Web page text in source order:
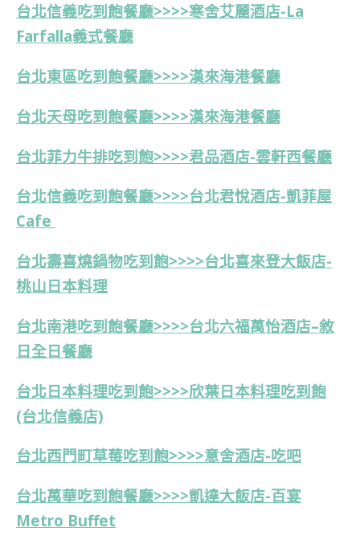
台北信義吃到飽餐廳>>>>寒舍艾麗酒店-La
Farfalla義式餐廳
台北東區吃到飽餐廳>>>>漢來海港餐廳
台北天母吃到飽餐廳>>>>漢來海港餐廳
台北菲力牛排吃到飽>>>>君品酒店-雲軒西餐廳
台北信義吃到飽餐廳>>>>台北君悅酒店-凱菲屋
Cafe
台北壽喜燒鍋物吃到飽>>>>台北喜來登大飯店-
桃山日本料理
台北南港吃到飽餐廳>>>>台北六福萬怡酒店–敘
日全日餐廳
台北日本料理吃到飽>>>>欣葉日本料理吃到飽
(台北信義店)
台北西門町草莓吃到飽>>>>意舍酒店-吃吧
台北萬華吃到飽餐廳>>>>凱達大飯店-百宴
Metro Buffet